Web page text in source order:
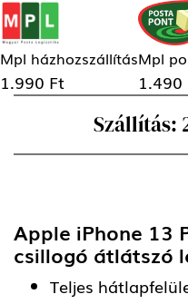
Mpl házhozszállítás
1.990 Ft
Mpl
1.490
Szállítás:
Apple iPhone 13
csillogó átlátszó
Teljes